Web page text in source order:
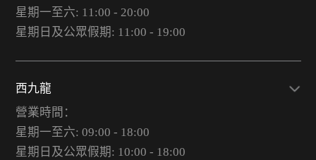
星期一至六: 11:00 - 20:00
星期日及公眾假期: 11:00 - 19:00
西九龍
營業時間：
星期一至六: 09:00 - 18:00
星期日及公眾假期: 10:00 - 18:00